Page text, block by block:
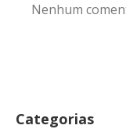
Nenhum
Categorias